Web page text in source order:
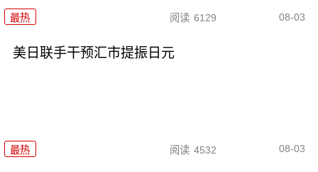
最热 阅读 6129 08-03
美日联手干预汇市提振日元
最热 阅读 4532 08-03